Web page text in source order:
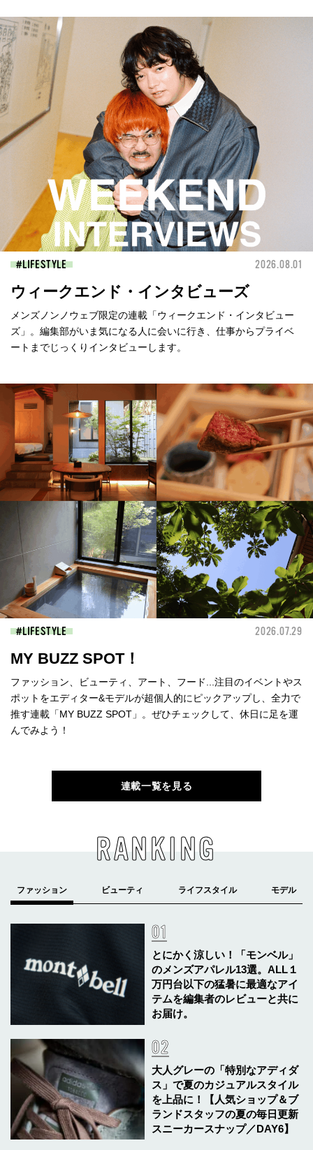
LIFESTYLE 2026.08.01
ウィークエンド・インタビューズ
メンズノンノウェブ限定の連載「ウィークエンド・インタビュー
ズ」。編集部がいま気になる人に会いに行き、仕事からプライベ
ートまでじっくりインタビューします。
LIFESTYLE 2026.07.29
MY BUZZ SPOT！
ファッション、ビューティ、アート、フード...注目のイベントやス
ポットをエディター&モデルが超個人的にピックアップし、全力で
推す連載「MY BUZZ SPOT」。ぜひチェックして、休日に足を運
んでみよう！
連載一覧を見る
RANKING
とにかく涼しい！「モンベル」
のメンズアパレル13選。ALL１
万円台以下の猛暑に最適なアイ
テムを編集者のレビューと共に
お届け。
大人グレーの「特別なアディダ
ス」で夏のカジュアルスタイル
を上品に！【人気ショップ＆ブ
ランドスタッフの夏の毎日更新
スニーカースナップ／DAY6】